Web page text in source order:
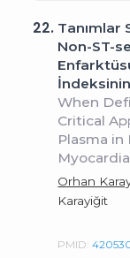
22. Tanımlar
Non-ST-
When
Critical
Plasma
Orhan
Karayiğit
PMID: